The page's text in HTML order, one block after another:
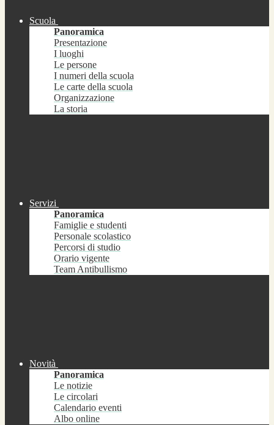
Scuola
Panoramica
Presentazione
I luoghi
Le persone
I numeri della scuola
Le carte della scuola
Organizzazione
La storia
Servizi
Panoramica
Famiglie e studenti
Personale scolastico
Percorsi di studio
Orario vigente
Team Antibullismo
Novità
Panoramica
Le notizie
Le circolari
Calendario eventi
Albo online